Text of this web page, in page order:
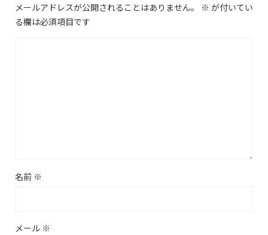
メールアドレスが公開されることはありません。 ※ が付いてい
る欄は必須項目です
名前 ※
メール ※